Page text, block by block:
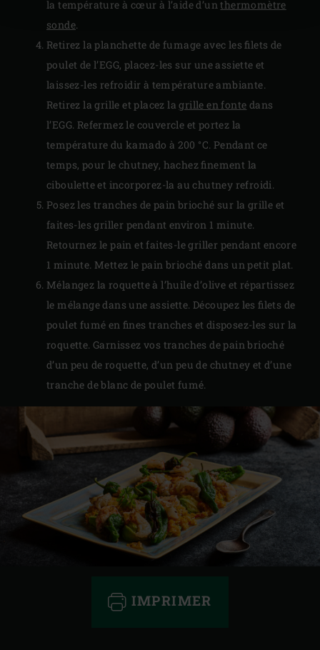
la température à cœur à l’aide d’unthermomètre
sonde.
Retirez la planchette de fumage avec les filets de
poulet de l’EGG, placez-les sur une assiette et
laissez-les refroidir à température ambiante.
Retirez la grille et placez lagrille en fonte dans
l’EGG. Refermez le couvercle et portez la
température du kamado à 200 °C. Pendant ce
temps, pour le chutney, hachez finement la
ciboulette et incorporez-la au chutney refroidi.
Posez les tranches de pain brioché sur la grille et
faites-les griller pendant environ 1 minute.
Retournez le pain et faites-le griller pendant encore
1 minute. Mettez le pain brioché dans un petit plat.
Mélangez la roquette à l’huile d’olive et répartissez
le mélange dans une assiette. Découpez les filets de
poulet fumé en fines tranches et disposez-les sur la
roquette. Garnissez vos tranches de pain brioché
d’un peu de roquette, d’un peu de chutney et d’une
tranche de blanc de poulet fumé.
IMPRIMER